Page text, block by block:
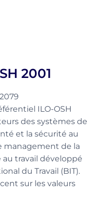
2001
ILO-OSH
des systèmes de
et la sécurité au
management de la
travail développé
du Travail (BIT).
sur les valeurs